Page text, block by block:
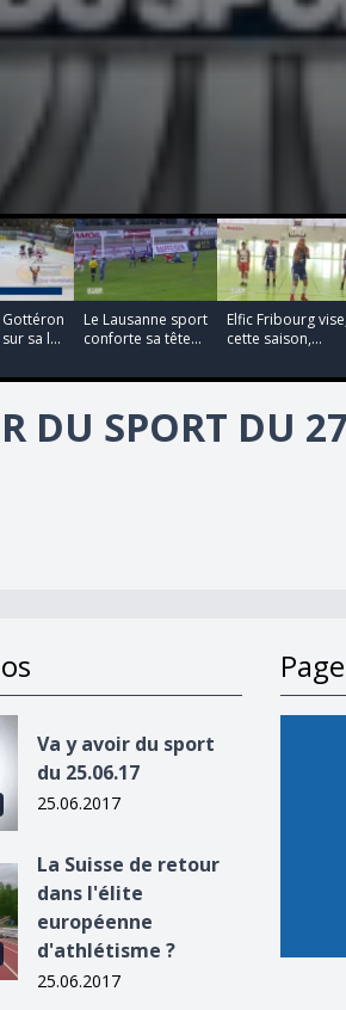
sa l...
Le Lausanne sport
conforte sa tête...
Elfic Fribourg vise,
cette saison,...
DU SPORT DU
Va y avoir du sport
du 25.06.17
25.06.2017
l&#039;élite européenne
La Suisse de retour
dans l'élite
européenne
d'athlétisme ?
25.06.2017